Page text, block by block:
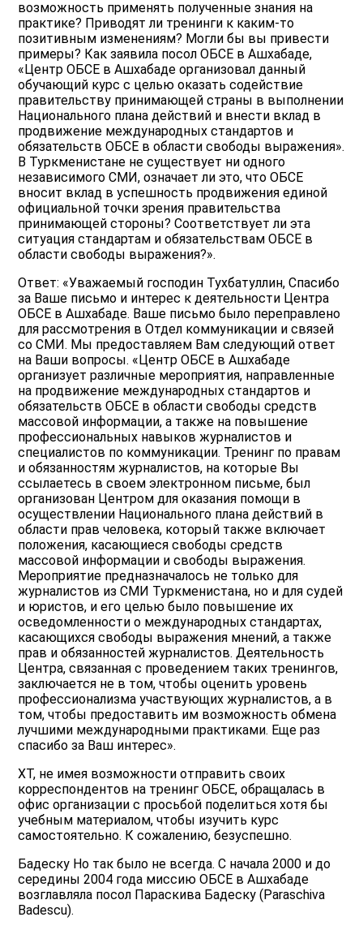
возможность применять полученные знания на
практике? Приводят ли тренинги к каким-то
позитивным изменениям? Могли бы вы привести
примеры? Как заявила посол ОБСЕ в Ашхабаде,
«Центр ОБСЕ в Ашхабаде организовал данный
обучающий курс с целью оказать содействие
правительству принимающей страны в выполнении
Национального плана действий и внести вклад в
продвижение международных стандартов и
обязательств ОБСЕ в области свободы выражения».
В Туркменистане не существует ни одного
независимого СМИ, означает ли это, что ОБСЕ
вносит вклад в успешность продвижения единой
официальной точки зрения правительства
принимающей стороны? Соответствует ли эта
ситуация стандартам и обязательствам ОБСЕ в
области свободы выражения?».
Ответ: «Уважаемый господин Тухбатуллин, Cпасибо
за Ваше письмо и интерес к деятельности Центра
ОБСЕ в Ашхабаде. Ваше письмо было переправлено
для рассмотрения в Отдел коммуникации и связей
со СМИ. Мы предоставляем Вам следующий ответ
на Ваши вопросы. «Центр ОБСЕ в Ашхабаде
организует различные мероприятия, направленные
на продвижение международных стандартов и
обязательств ОБСЕ в области свободы средств
массовой информации, а также на повышение
профессиональных навыков журналистов и
специалистов по коммуникации. Тренинг по правам
и обязанностям журналистов, на которые Вы
ссылаетесь в своем электронном письме, был
организован Центром для оказания помощи в
осуществлении Национального плана действий в
области прав человека, который также включает
положения, касающиеся свободы средств
массовой информации и свободы выражения.
Мероприятие предназначалось не только для
журналистов из СМИ Туркменистана, но и для судей
и юристов, и его целью было повышение их
осведомленности о международных стандартах,
касающихся свободы выражения мнений, а также
прав и обязанностей журналистов. Деятельность
Центра, связанная с проведением таких тренингов,
заключается не в том, чтобы оценить уровень
профессионализма участвующих журналистов, а в
том, чтобы предоставить им возможность обмена
лучшими международными практиками. Еще раз
спасибо за Ваш интерес».
ХТ, не имея возможности отправить своих
корреспондентов на тренинг ОБСЕ, обращалась в
офис организации с просьбой поделиться хотя бы
учебным материалом, чтобы изучить курс
самостоятельно. К сожалению, безуспешно.
Бадеску Но так было не всегда. С начала 2000 и до
середины 2004 года миссию ОБСЕ в Ашхабаде
возглавляла посол Параскива Бадеску (Paraschiva
Badescu).